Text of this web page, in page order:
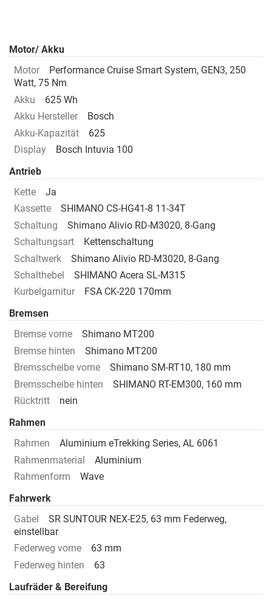
Motor/ Akku
Motor
Performance Cruise Smart System, GEN3, 250
Watt, 75 Nm
Akku
625 Wh
Akku Hersteller
Bosch
Akku-Kapazität
625
Display
Bosch Intuvia 100
Antrieb
Kette
Ja
Kassette
SHIMANO CS-HG41-8 11-34T
Schaltung
Shimano Alivio RD-M3020, 8-Gang
Schaltungsart
Kettenschaltung
Schaltwerk
Shimano Alivio RD-M3020, 8-Gang
Schalthebel
SHIMANO Acera SL-M315
Kurbelgarnitur
FSA CK-220 170mm
Bremsen
Bremse vorne
Shimano MT200
Bremse hinten
Shimano MT200
Bremsscheibe vorne
Shimano SM-RT10, 180 mm
Bremsscheibe hinten
SHIMANO RT-EM300, 160 mm
Rücktritt
nein
Rahmen
Rahmen
Aluminium eTrekking Series, AL 6061
Rahmenmaterial
Aluminium
Rahmenform
Wave
Fahrwerk
Gabel
SR SUNTOUR NEX-E25, 63 mm Federweg,
einstellbar
Federweg vorne
63 mm
Federweg hinten
63
Laufräder & Bereifung